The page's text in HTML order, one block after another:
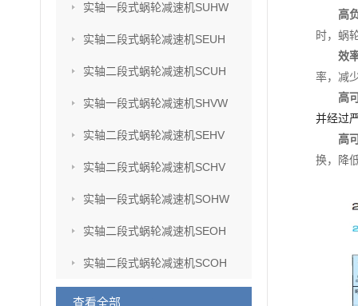
实轴一段式蜗轮减速机SUHW
实轴二段式蜗轮减速机SEUH
实轴二段式蜗轮减速机SCUH
实轴一段式蜗轮减速机SHVW
实轴二段式蜗轮减速机SEHV
实轴二段式蜗轮减速机SCHV
实轴一段式蜗轮减速机SOHW
实轴二段式蜗轮减速机SEOH
实轴二段式蜗轮减速机SCOH
查看全部
高
时，蜗
效
率，减
高
并经过
高
换，降